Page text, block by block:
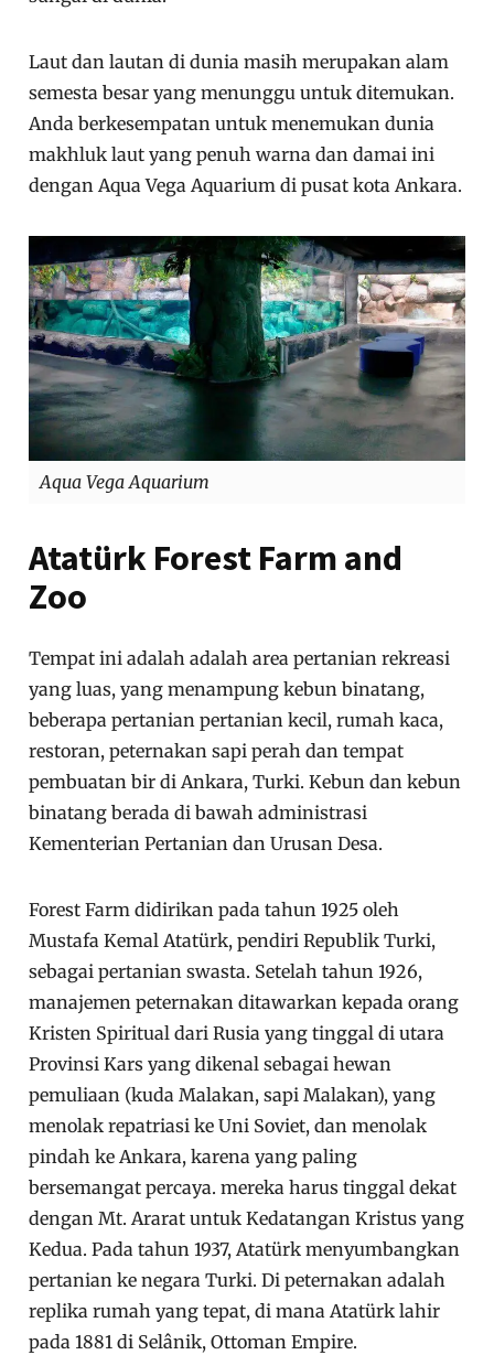
Laut dan lautan di dunia masih merupakan alam
semesta besar yang menunggu untuk ditemukan.
Anda berkesempatan untuk menemukan dunia
makhluk laut yang penuh warna dan damai ini
dengan Aqua Vega Aquarium di pusat kota Ankara.
Aqua Vega Aquarium
Atatürk Forest Farm and
Zoo
Tempat ini adalah adalah area pertanian rekreasi
yang luas, yang menampung kebun binatang,
beberapa pertanian pertanian kecil, rumah kaca,
restoran, peternakan sapi perah dan tempat
pembuatan bir di Ankara, Turki. Kebun dan kebun
binatang berada di bawah administrasi
Kementerian Pertanian dan Urusan Desa.
Forest Farm didirikan pada tahun 1925 oleh
Mustafa Kemal Atatürk, pendiri Republik Turki,
sebagai pertanian swasta. Setelah tahun 1926,
manajemen peternakan ditawarkan kepada orang
Kristen Spiritual dari Rusia yang tinggal di utara
Provinsi Kars yang dikenal sebagai hewan
pemuliaan (kuda Malakan, sapi Malakan), yang
menolak repatriasi ke Uni Soviet, dan menolak
pindah ke Ankara, karena yang paling
bersemangat percaya. mereka harus tinggal dekat
dengan Mt. Ararat untuk Kedatangan Kristus yang
Kedua. Pada tahun 1937, Atatürk menyumbangkan
pertanian ke negara Turki. Di peternakan adalah
replika rumah yang tepat, di mana Atatürk lahir
pada 1881 di Selânik, Ottoman Empire.